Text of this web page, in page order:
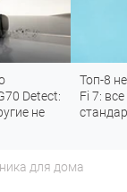
с Wi-
7
для дома